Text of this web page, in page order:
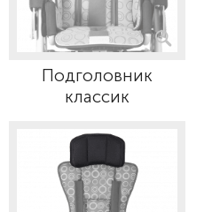
Подголовник
классик